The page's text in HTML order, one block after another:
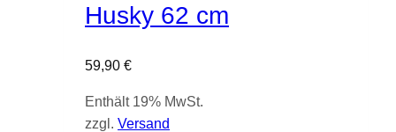
Husky 62 cm
59,90 €
Enthält 19% MwSt.
zzgl. Versand